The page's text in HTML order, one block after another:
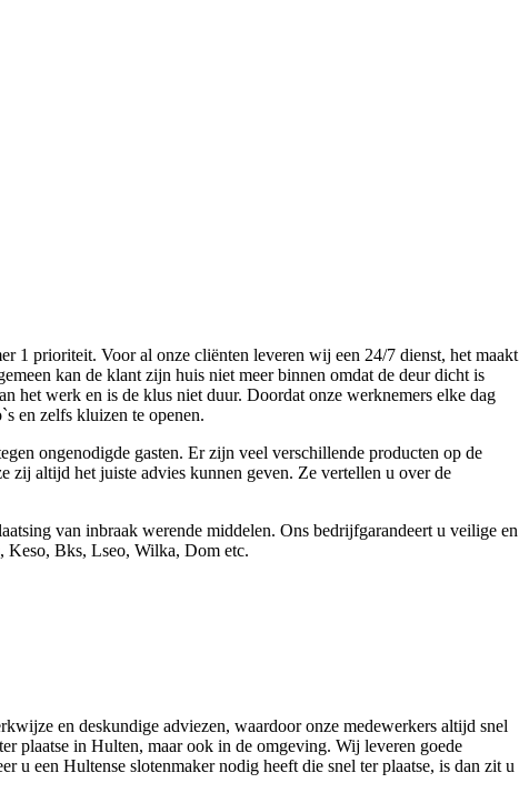
1 prioriteit. Voor al onze cliënten leveren wij een 24/7 dienst, het maakt
kan de klant zijn huis niet meer binnen omdat de deur dicht is
het werk en is de klus niet duur. Doordat onze werknemers elke dag
en zelfs kluizen te openen.
ongenodigde gasten. Er zijn veel verschillende producten op de
zij altijd het juiste advies kunnen geven. Ze vertellen u over de
van inbraak werende middelen. Ons bedrijfgarandeert u veilige en
Keso, Bks, Lseo, Wilka, Dom etc.
en deskundige adviezen, waardoor onze medewerkers altijd snel
plaatse in Hulten, maar ook in de omgeving. Wij leveren goede
u een Hultense slotenmaker nodig heeft die snel ter plaatse, is dan zit u